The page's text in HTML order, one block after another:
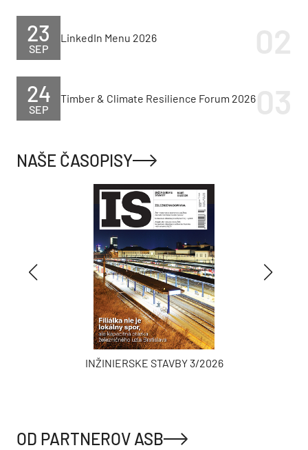
SEP
23 LinkedIn Menu 2026
SEP
24 Timber & Climate Resilience Forum 2026
NAŠE ČASOPISY
INŽINIERSKE STAVBY 3/2026
OD PARTNEROV ASB